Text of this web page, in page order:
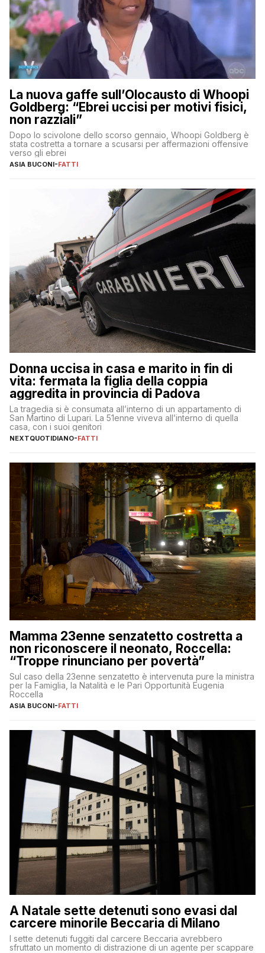
La nuova gaffe sull’Olocausto di Whoopi
Goldberg: “Ebrei uccisi per motivi fisici,
non razziali”
Dopo lo scivolone dello scorso gennaio, Whoopi Goldberg è
stata costretta a tornare a scusarsi per affermazioni offensive
verso gli ebrei
ASIA BUCONI-FATTI
Donna uccisa in casa e marito in fin di
vita: fermata la figlia della coppia
aggredita in provincia di Padova
La tragedia si è consumata all’interno di un appartamento di
San Martino di Lupari. La 51enne viveva all’interno di quella
casa, con i suoi genitori
NEXTQUOTIDIANO-FATTI
Mamma 23enne senzatetto costretta a
non riconoscere il neonato, Roccella:
“Troppe rinunciano per povertà”
Sul caso della 23enne senzatetto è intervenuta pure la ministra
per la Famiglia, la Natalità e le Pari Opportunità Eugenia
Roccella
ASIA BUCONI-FATTI
A Natale sette detenuti sono evasi dal
carcere minorile Beccaria di Milano
I sette detenuti fuggiti dal carcere Beccaria avrebbero
sfruttato un momento di distrazione di un agente per scappare